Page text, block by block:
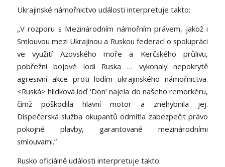
Ukrajinské námořnictvo události interpretuje takto:
„V rozporu s Mezinárodním námořním právem, jakož i
Smlouvou mezi Ukrajinou a Ruskou federací o spolupráci
ve využití Azovského moře a Kerčského průlivu,
pobřežní bojové lodi Ruska … vykonaly nepokrytě
agresivní akce proti lodím ukrajinského námořnictva.
<Ruská> hlídková loď ‘Don’ najela do našeho remorkéru,
čímž poškodila hlavní motor a znehybnila jej.
Dispečerská služba okupantů odmítla zabezpečit právo
pokojné plavby, garantované mezinárodními
smlouvami.”
Rusko oficiálně události interpretuje takto: